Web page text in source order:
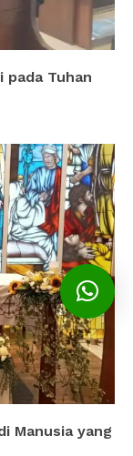
pada Tuhan
Manusia yang